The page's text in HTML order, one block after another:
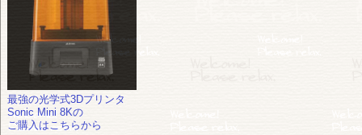
最強の光学式3Dプリンタ
Sonic Mini 8Kの
ご購入はこちらから